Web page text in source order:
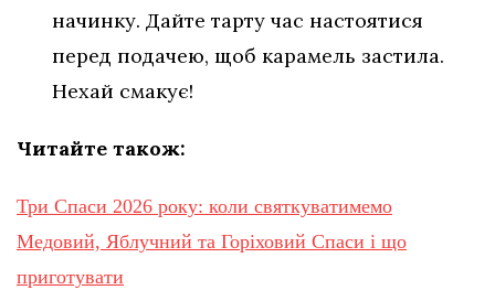
начинку. Дайте тарту час настоятися
перед подачею, щоб карамель застила.
Нехай смакує!
Читайте також:
Три Спаси 2026 року: коли святкуватимемо
Медовий, Яблучний та Горіховий Спаси і що
приготувати